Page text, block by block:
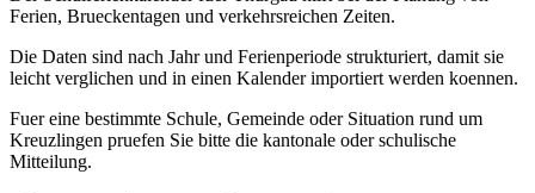
Ferien, Brueckentagen und verkehrsreichen Zeiten.
Die Daten sind nach Jahr und Ferienperiode strukturiert, damit sie
leicht verglichen und in einen Kalender importiert werden koennen.
Fuer eine bestimmte Schule, Gemeinde oder Situation rund um
Kreuzlingen pruefen Sie bitte die kantonale oder schulische
Mitteilung.